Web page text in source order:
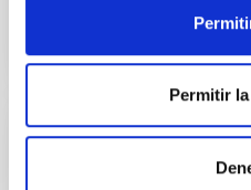
Permitir
PARALAJES Women